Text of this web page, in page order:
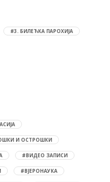
#3. БИЛЕЋКА ПАРОХИЈА
И ОСТРОШКИ
#ВИДЕО ЗАПИСИ
#ВЈЕРОНАУКА